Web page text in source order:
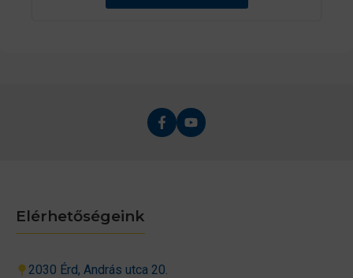
Elérhetőségeink
2030 Érd, András utca 20.